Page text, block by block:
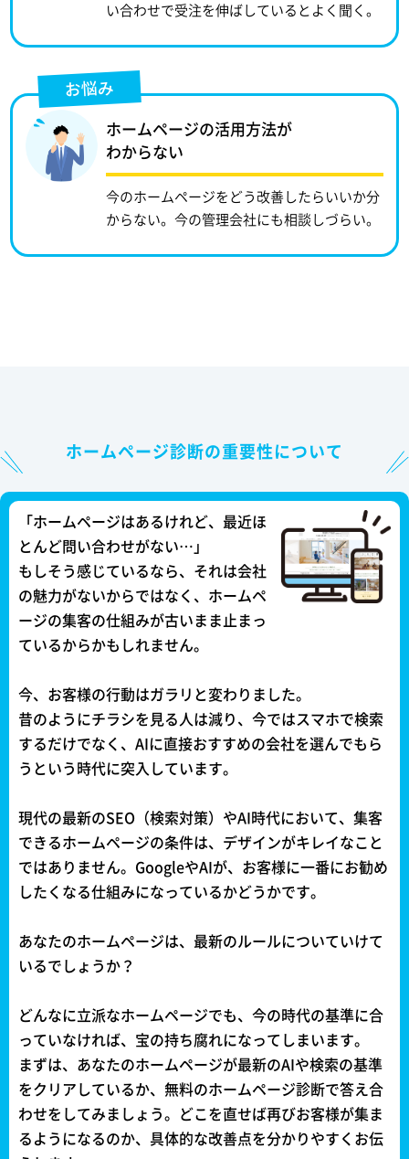
い合わせで受注を伸ばしているとよく聞く。
お悩み
ホームページの活用方法が
わからない
今のホームページをどう改善したらいいか分
からない。今の管理会社にも相談しづらい。
ホームページ診断の重要性について
「ホームページはあるけれど、最近ほ
とんど問い合わせがない…」
もしそう感じているなら、それは会社
の魅力がないからではなく、ホームペ
ージの集客の仕組みが古いまま止まっ
ているからかもしれません。
今、お客様の行動はガラリと変わりました。
昔のようにチラシを見る人は減り、今ではスマホで検索
するだけでなく、AIに直接おすすめの会社を選んでもら
うという時代に突入しています。
現代の最新のSEO（検索対策）やAI時代において、集客
できるホームページの条件は、デザインがキレイなこと
ではありません。GoogleやAIが、お客様に一番にお勧め
したくなる仕組みになっているかどうかです。
あなたのホームページは、最新のルールについていけて
いるでしょうか？
どんなに立派なホームページでも、今の時代の基準に合
っていなければ、宝の持ち腐れになってしまいます。
まずは、あなたのホームページが最新のAIや検索の基準
をクリアしているか、無料のホームページ診断で答え合
わせをしてみましょう。どこを直せば再びお客様が集ま
るようになるのか、具体的な改善点を分かりやすくお伝